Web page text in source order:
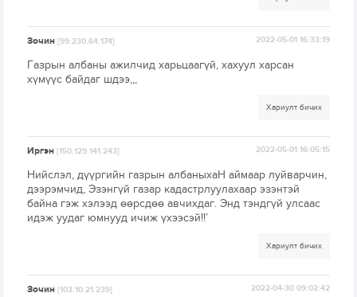
Зочин[99.230.64.174] 2022-05-01 16:33:19
Газрын албаны ажилчид харьцаагүй, хахуул харсан
хүмүүс байдаг шдээ,,,
Хариулт бичих
Иргэн[150.129.141.243] 2022-05-01 16:05:15
Нийслэл, дүүргийн газрын албаныхаН аймаар луйварчин,
дээрэмчид, Эзэнгүй газар кадастрлуулахаар эзэнтэй
байна гэж хэлээд өөрсдөө авчихдаг. Энд тэндгүй улсаас
идэж уудаг юмнууд ичиж үхээсэй!!’
Хариулт бичих
Зочин[103.10.21.239] 2022-04-30 09:02:42